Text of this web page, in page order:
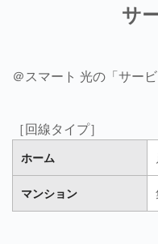
サ
＠スマート 光の「サー
［回線タイプ］
ホーム
マンション